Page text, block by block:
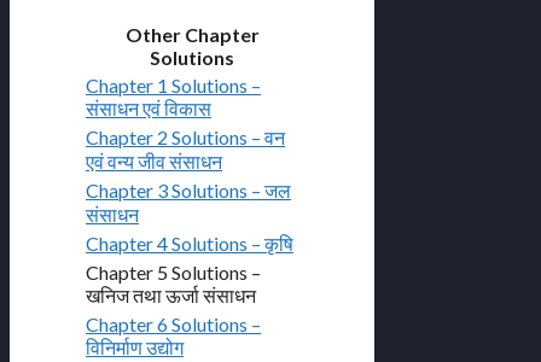
Other Chapter
Solutions
Chapter 1 Solutions –
संसाधन एवं विकास
Chapter 2 Solutions – वन
एवं वन्य जीव संसाधन
Chapter 3 Solutions – जल
संसाधन
Chapter 4 Solutions – कृषि
Chapter 5 Solutions –
खनिज तथा ऊर्जा संसाधन
Chapter 6 Solutions –
विनिर्माण उद्योग